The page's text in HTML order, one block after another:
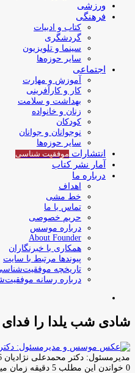
ورزشی
فرهنگی
کتاب و ادبیات
گردشگری
سینما و تلویزیون
سایر حوزه‌ها
اجتماعی
آموزش و مهارت
کار و کارآفرینی
بهداشت و سلامت
زنان و خانواده
کودکان
نوجوانان و جوانان
سایر حوزه‌ها
انتشارات موفقیت‌ شناسی
آمار نشر کتاب
درباره ما
اهداف
خط مشی
تماس با ما
حریم خصوصی
درباره موسس
About Founder
همکاری با خبرنگاران
پیوندها مرتبط با سایت
تاریخچه
درباره رسانه
شادی شب یلدا را فدای
مدیرمسئول: دکتر محمدعلی نژادیان 26
0 خواندن این مطلب 5 دقیقه زمان میبرد